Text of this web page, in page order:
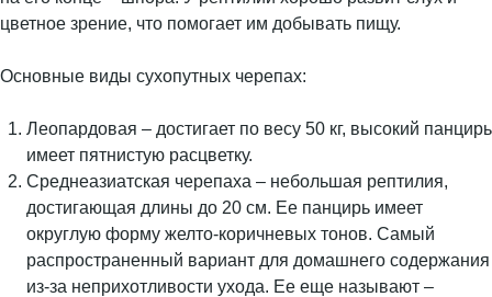
цветное зрение, что помогает им добывать пищу.
Основные виды сухопутных черепах:
Леопардовая – достигает по весу 50 кг, высокий панцирь
имеет пятнистую расцветку.
Среднеазиатская черепаха – небольшая рептилия,
достигающая длины до 20 см. Ее панцирь имеет
округлую форму желто-коричневых тонов. Самый
распространенный вариант для домашнего содержания
из-за неприхотливости ухода. Ее еще называют –